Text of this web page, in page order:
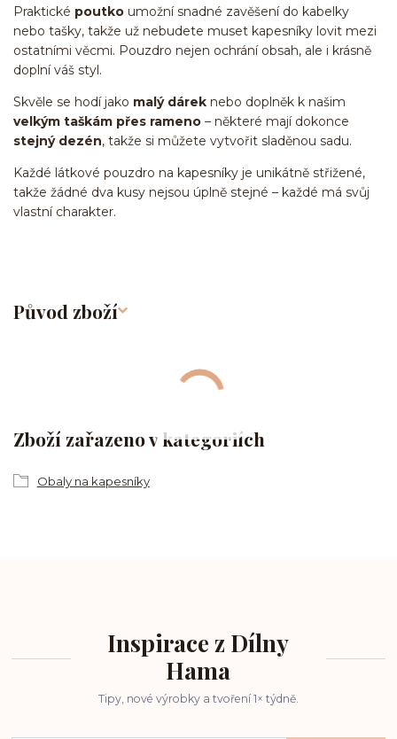
Praktické poutko umožní snadné zavěšení do kabelky
nebo tašky, takže už nebudete muset kapesníky lovit mezi
ostatními věcmi. Pouzdro nejen ochrání obsah, ale i krásně
doplní váš styl.
Skvěle se hodí jako malý dárek nebo doplněk k našim
velkým taškám přes rameno – některé mají dokonce
stejný dezén, takže si můžete vytvořit sladěnou sadu.
Každé látkové pouzdro na kapesníky je unikátně střižené,
takže žádné dva kusy nejsou úplně stejné – každé má svůj
vlastní charakter.
Původ zboží
Zboží zařazeno v kategoriích
Obaly na kapesníky
Inspirace z Dílny
Hama
Tipy, nové výrobky a tvoření 1× týdně.